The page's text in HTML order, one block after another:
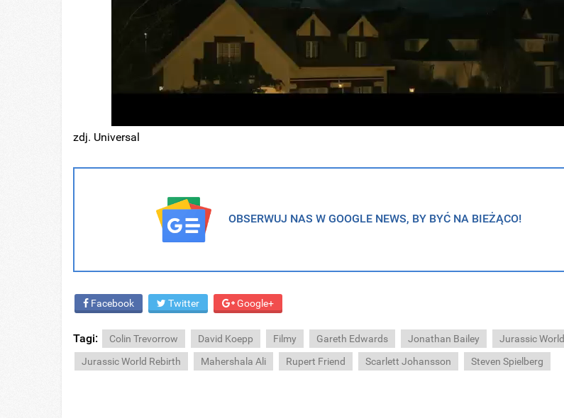
zdj. Universal
OBSERWUJ NAS W GOOGLE NEWS, BY BYĆ NA BIEŻĄCO!
Facebook Twitter Google+
Tagi: Colin Trevorrow David Koepp Filmy Gareth Edwards Jonathan Bailey
Jurassic World
Jurassic World Rebirth
Mahershala Ali Rupert Friend Scarlett Johansson Steven Spielberg